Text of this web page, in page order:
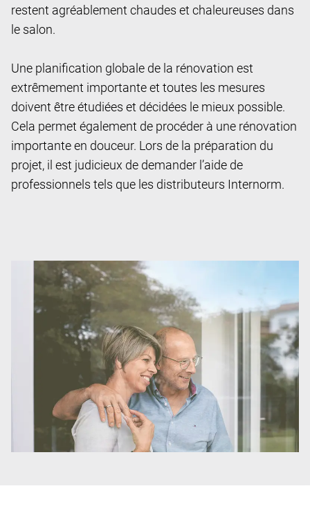
restent agréablement chaudes et chaleureuses dans
le salon.
Une planification globale de la rénovation est
extrêmement importante et toutes les mesures
doivent être étudiées et décidées le mieux possible.
Cela permet également de procéder à une rénovation
importante en douceur. Lors de la préparation du
projet, il est judicieux de demander l’aide de
professionnels tels que les distributeurs Internorm.